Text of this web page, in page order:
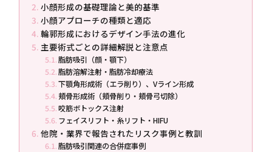
小顔形成の基礎理論と美的基準
小顔アプローチの種類と適応
輪郭形成におけるデザイン手法の進化
主要術式ごとの詳細解説と注意点
脂肪吸引（顔・顎下）
脂肪溶解注射・脂肪冷却療法
下顎角形成術（エラ削り）、Vライン形成
頬骨形成術（頬骨削り・頬骨弓切除）
咬筋ボトックス注射
フェイスリフト・糸リフト・HIFU
他院・業界で報告されたリスク事例と教訓
脂肪吸引関連の合併症事例